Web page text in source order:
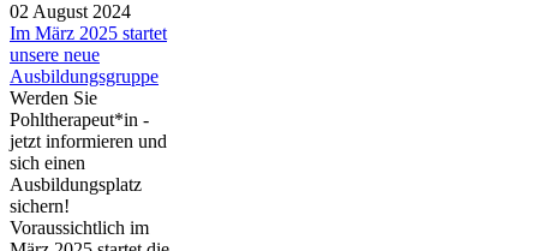
02 August 2024
Im März 2025 startet
unsere neue
Ausbildungsgruppe
Werden Sie
Pohltherapeut*in -
jetzt informieren und
sich einen
Ausbildungsplatz
sichern!
Voraussichtlich im